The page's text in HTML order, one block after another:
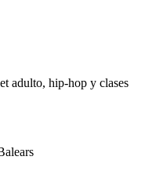
adulto, hip-hop y clases